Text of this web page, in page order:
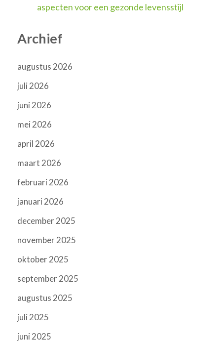
aspecten voor een gezonde levensstijl
Archief
augustus 2026
juli 2026
juni 2026
mei 2026
april 2026
maart 2026
februari 2026
januari 2026
december 2025
november 2025
oktober 2025
september 2025
augustus 2025
juli 2025
juni 2025